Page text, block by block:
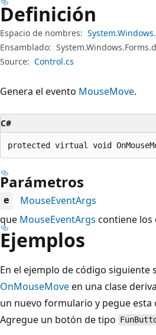
Definición
Espacio de nombres:
Ensamblado:
Source: Control.cs
Genera el evento MouseMove.
C#
protected virtual void
Parámetros
e
MouseEventArgs
que MouseEventArgs contiene los
Ejemplos
En el ejemplo de código siguiente
OnMouseMoveen una clase
un nuevo formulario y pegue
Agregue un botón de tipo